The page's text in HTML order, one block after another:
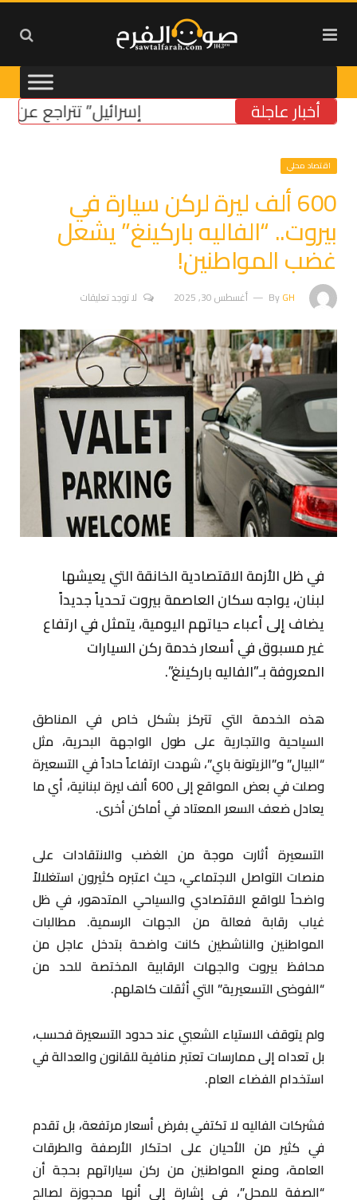
أخبار عاجلة “إسرائيل” تتراجع عن
اقتصاد محلي
600 ألف ليرة لركن سيارة في
بيروت.. “الفاليه باركينغ” يشعل
غضب المواطنين!
ByGH أغسطس 30, 2025 لا توجد تعليقات
في ظل الأزمة الاقتصادية الخانقة التي يعيشها
لبنان، يواجه سكان العاصمة بيروت تحدياً جديداً
يضاف إلى أعباء حياتهم اليومية، يتمثل في ارتفاع
غير مسبوق في أسعار خدمة ركن السيارات
المعروفة بـ”الفاليه باركينغ”.
هذه الخدمة التي تتركز بشكل خاص في المناطق
السياحية والتجارية على طول الواجهة البحرية، مثل
“البيال” و”الزيتونة باي”، شهدت ارتفاعاً حاداً في التسعيرة
وصلت في بعض المواقع إلى 600 ألف ليرة لبنانية، أي ما
يعادل ضعف السعر المعتاد في أماكن أخرى.
التسعيرة أثارت موجة من الغضب والانتقادات على
منصات التواصل الاجتماعي، حيث اعتبره كثيرون استغلالاً
واضحاً للواقع الاقتصادي والسياحي المتدهور، في ظل
غياب رقابة فعالة من الجهات الرسمية. مطالبات
المواطنين والناشطين كانت واضحة بتدخل عاجل من
محافظ بيروت والجهات الرقابية المختصة للحد من
“الفوضى التسعيرية” التي أثقلت كاهلهم.
ولم يتوقف الاستياء الشعبي عند حدود التسعيرة فحسب،
بل تعداه إلى ممارسات تعتبر منافية للقانون والعدالة في
استخدام الفضاء العام.
فشركات الفاليه لا تكتفي بفرض أسعار مرتفعة، بل تقدم
في كثير من الأحيان على احتكار الأرصفة والطرقات
العامة، ومنع المواطنين من ركن سياراتهم بحجة أن
“الصفة للمحل”، في إشارة إلى أنها محجوزة لصالح